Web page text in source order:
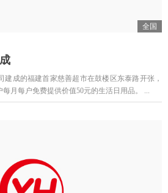
全国
建成的福建首家慈善超市在鼓楼区东泰路开张，
月每户免费提供价值50元的生活日用品。 ...